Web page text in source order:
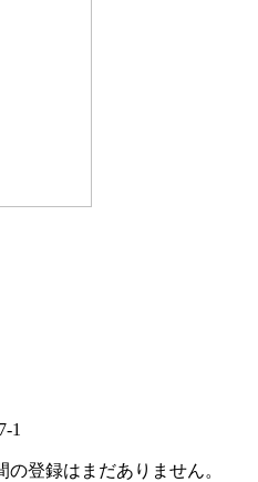
1
登録はまだありません。